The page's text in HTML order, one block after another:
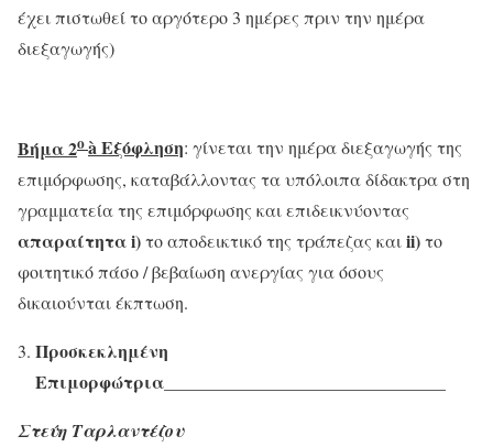
έχει πιστωθεί το αργότερο 3 ημέρες πριν την ημέρα
διεξαγωγής)
Βήμα 2οàΕξόφληση: γίνεται την ημέρα διεξαγωγής της
επιμόρφωσης, καταβάλλοντας τα υπόλοιπα δίδακτρα στη
γραμματεία της επιμόρφωσης και επιδεικνύοντας
απαραίτηταi)το αποδεικτικό της τράπεζας καιii)το
φοιτητικό πάσο / βεβαίωση ανεργίας για όσους
δικαιούνται έκπτωση.
Προσκεκλημένη
Επιμορφώτρια________________________________
Στεύη Ταρλαντέζου